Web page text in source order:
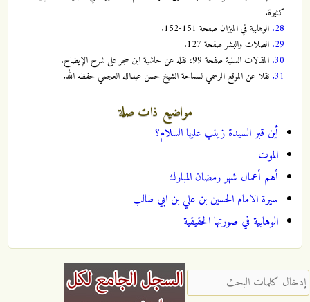
كثيرة.
28. الوهابية في الميزان صفحة 151-152.
29. الصلات والبشر صفحة 127.
30. المقالات السنية صفحة 99، نقله عن حاشية ابن حجر على شرح الإيضاح.
31. نقلا عن الموقع الرسمي لسماحة الشيخ حسن عبدالله العجمي حفظه الله.
مواضيع ذات صلة
أين قبر السيدة زينب عليها السلام؟
الموت
أهم أعمال شهر رمضان المبارك
سيرة الامام الحسين بن علي بن ابي طالب
الوهابية في صورتها الحقيقية
‏إدخال كلمات البحث ‏